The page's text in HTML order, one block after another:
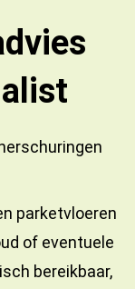
herschuringen
parketvloeren
of eventuele
bereikbaar,